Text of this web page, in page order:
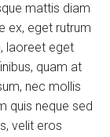
mattis diam
ex, eget rutrum
laoreet eget
quam at
nec mollis
quis neque sed
velit eros